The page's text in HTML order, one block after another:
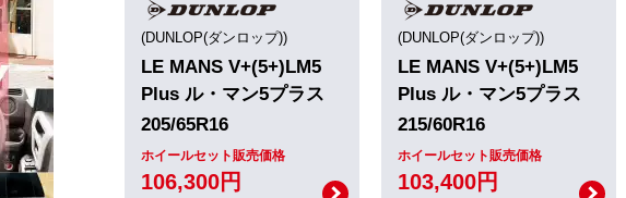
(DUNLOP(ダンロップ))
LE MANS V+(5+)LM5
Plus ル・マン5プラス
205/65R16
ホイールセット販売価格
106,300円
(DUNLOP(ダンロップ))
LE MANS V+(5+)LM5
Plus ル・マン5プラス
215/60R16
ホイールセット販売価格
103,400円